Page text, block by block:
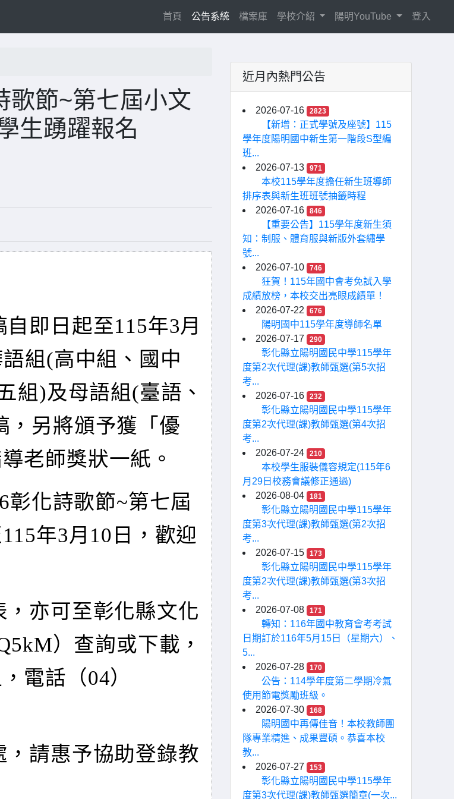
首頁(current)
公告系統 檔案庫 學校介紹 陽明YouTube 登入
歌節~第七屆小文
生踴躍報名
即日起至115年3月
組(高中組、國中
組)及母語組(臺語、
，另將頒予獲「優
老師獎狀一紙。
彰化詩歌節~第七屆
年3月10日，歡迎
亦可至彰化縣文化
）查詢或下載，
電話（04）
請惠予協助登錄教
近月內熱門公告
2026-07-16 2823
【新增：正式學號及座號】115
學年度陽明國中新生第一階段S型編
班...
2026-07-13
971
本校115學年度擔任新生班導師
排序表與新生班班號抽籤時程
2026-07-16
846
【重要公告】115學年度新生須
知：制服、體育服與新版外套繡學
號...
2026-07-10
746
狂賀！115年國中會考免試入學
成績放榜，本校交出亮眼成績單！
2026-07-22
676
陽明國中115學年度導師名單
2026-07-17
290
彰化縣立陽明國民中學115學年
度第2次代理(課)教師甄選(第5次招
考...
2026-07-16
232
彰化縣立陽明國民中學115學年
度第2次代理(課)教師甄選(第4次招
考...
2026-07-24
210
本校學生服裝儀容規定(115年6
月29日校務會議修正通過)
2026-08-04
181
彰化縣立陽明國民中學115學年
度第3次代理(課)教師甄選(第2次招
考...
2026-07-15
173
彰化縣立陽明國民中學115學年
度第2次代理(課)教師甄選(第3次招
考...
2026-07-08
171
轉知：116年國中教育會考考試
日期訂於116年5月15日（星期六）、
5...
2026-07-28
170
公告：114學年度第二學期冷氣
使用節電獎勵班級。
2026-07-30
168
陽明國中再傳佳音！本校教師團
隊專業精進、成果豐碩。恭喜本校
教...
2026-07-27
153
彰化縣立陽明國民中學115學年
度第3次代理(課)教師甄選簡章(一次...